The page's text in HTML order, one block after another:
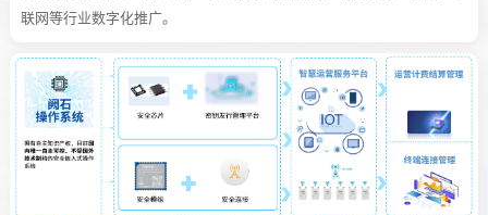
联网等行业数字化推广。